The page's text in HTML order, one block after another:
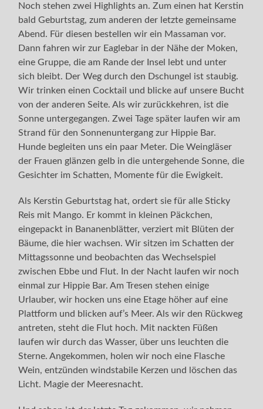
Noch stehen zwei Highlights an. Zum einen hat Kerstin
bald Geburtstag, zum anderen der letzte gemeinsame
Abend. Für diesen bestellen wir ein Massaman vor.
Dann fahren wir zur Eaglebar in der Nähe der Moken,
eine Gruppe, die am Rande der Insel lebt und unter
sich bleibt. Der Weg durch den Dschungel ist staubig.
Wir trinken einen Cocktail und blicke auf unsere Bucht
von der anderen Seite. Als wir zurückkehren, ist die
Sonne untergegangen. Zwei Tage später laufen wir am
Strand für den Sonnenuntergang zur Hippie Bar.
Hunde begleiten uns ein paar Meter. Die Weingläser
der Frauen glänzen gelb in die untergehende Sonne, die
Gesichter im Schatten, Momente für die Ewigkeit.
Als Kerstin Geburtstag hat, ordert sie für alle Sticky
Reis mit Mango. Er kommt in kleinen Päckchen,
eingepackt in Bananenblätter, verziert mit Blüten der
Bäume, die hier wachsen. Wir sitzen im Schatten der
Mittagssonne und beobachten das Wechselspiel
zwischen Ebbe und Flut. In der Nacht laufen wir noch
einmal zur Hippie Bar. Am Tresen stehen einige
Urlauber, wir hocken uns eine Etage höher auf eine
Plattform und blicken auf’s Meer. Als wir den Rückweg
antreten, steht die Flut hoch. Mit nackten Füßen
laufen wir durch das Wasser, über uns leuchten die
Sterne. Angekommen, holen wir noch eine Flasche
Wein, entzünden windstabile Kerzen und löschen das
Licht. Magie der Meeresnacht.